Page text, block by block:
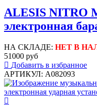
ALESIS NITRO
электронная
НА СКЛАДЕ: НЕТ В
51000 руб
Добавить в избранное
АРТИКУЛ: A082093